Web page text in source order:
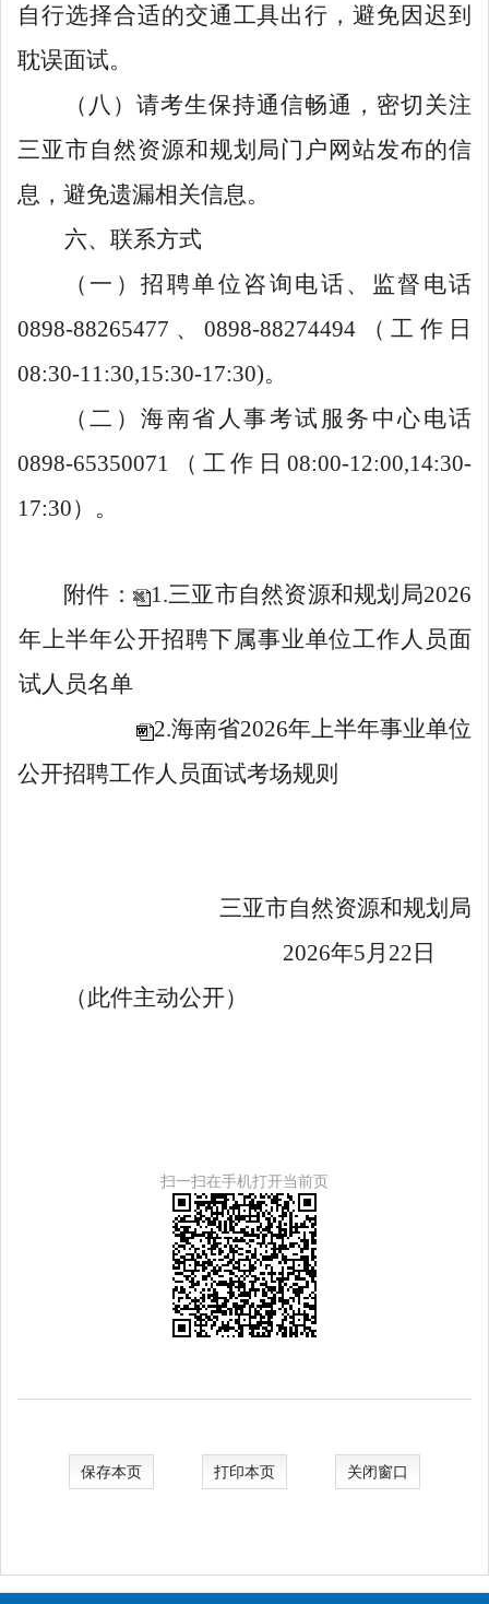
自行选择合适的交通工具出行，避免因迟到
耽误面试。
（八） 请考生保持通信畅通，密切关注
三亚市自然资源和规划局门户 网站发布的信
息，避免遗漏相关信息。
六、联系方式
（一）招聘单位咨询电话、监督电话
0898-88265477、 0898-88274494 （工作日
08:30-1 1 :30,1 5:30-17:30)。
（二）海南省人事考试服务中心电话
0898-65350071（工作日08:00-12:00,14:30-
17:30）。
附件：
1.三亚市自然资源和规划局2026
年上半年公开招聘下属事业单位工作人员面
试人员名单
2.海南省2026年上半年事业单位
公开招聘工作人员面试考场规则
三亚市自然资源和规划局
2026年5 月 22 日
（此件主动公开）
扫一扫在手机打开当前页
保存本页 打印本页 关闭窗口